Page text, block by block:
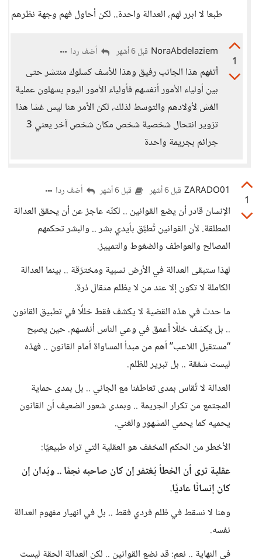
طبعا لا ابرر لهم، العدالة واحدة.. لكن أحاول فهم وجهة نظرهم
1
NoraAbdelaziem قبل 6 أشهر أضف ردا
أتفهم هذا الجانب رفيق وهذا للأسف كسلوك منتشر حتى
بين أولياء الأمور أنفسهم فأولياء الأمور اليوم يسهلون عملية
الغش لأولادهم والتوسط لذلك، لكن الأمر هنا ليس غشا هذا
تزوير انتحال شخصية شخص مكان شخص آخر يعني 3
جرائم بجريمة واحدة
1
ZARADO01 قبل 6 أشهر قبل 6 أشهر أضف ردا
الإنسان قادر أن يضع القوانين .. لكنّه عاجز عن أن يحقق العدالة
المطلقة. لأن القوانين تُطبَّق بأيدي بشر .. والبشر تحكمهم
المصالح والعواطف والضغوط والتمييز.
لهذا ستبقى العدالة في الأرض نسبية ومخترَقة .. بينما العدالة
الكاملة لا تكون إلا عند من لا يظلم مثقال ذرة.
ما حدث في هذه القضية لا يكشف فقط خللًا في تطبيق القانون
.. بل يكشف خللًا أعمق في وعي الناس أنفسهم. حين يصبح
“مستقبل اللاعب” أهم من مبدأ المساواة أمام القانون .. فهذه
ليست شفقة .. بل تبرير للظلم.
العدالة لا تُقاس بمدى تعاطفنا مع الجاني .. بل بمدى حماية
المجتمع من تكرار الجريمة .. وبمدى شعور الضعيف أن القانون
يحميه كما يحمي المشهور والغني.
الأخطر من الحكم المخفف هو العقلية التي تراه طبيعيًا:
عقلية ترى أن الخطأ يُغتفر إن كان صاحبه نجمًا .. ويُدان إن
كان إنسانًا عاديًا.
وهنا لا نسقط في ظلم فردي فقط .. بل في انهيار مفهوم العدالة
نفسه.
في النهاية .. نعم: قد نضع القوانين .. لكن العدالة الحقة ليست